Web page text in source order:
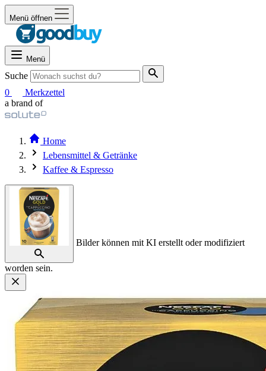
Menü öffnen
Menü
Suche
0
Merkzettel
a brand of
Home
Lebensmittel & Getränke
Kaffee & Espresso
Bilder können mit KI erstellt oder modifiziert
worden sein.